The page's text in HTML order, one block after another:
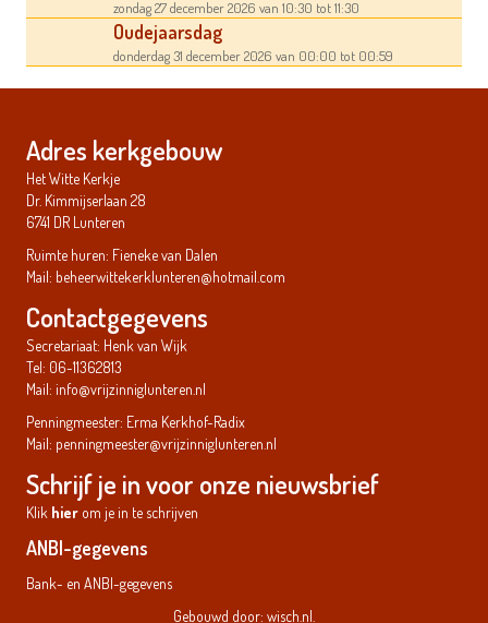
zondag 27 december 2026 van 10:30 tot 11:30
Oudejaarsdag
donderdag 31 december 2026 van 00:00 tot 00:59
Adres kerkgebouw
Het Witte Kerkje
Dr. Kimmijserlaan 28
6741 DR Lunteren
Ruimte huren: Fieneke van Dalen
Mail: beheerwittekerklunteren@hotmail.com
Contactgegevens
Secretariaat: Henk van Wijk
Tel: 06-11362813
Mail: info@vrijzinniglunteren.nl
Penningmeester: Erma Kerkhof-Radix
Mail: penningmeester@vrijzinniglunteren.nl
Schrijf je in voor onze nieuwsbrief
Klik hier om je in te schrijven
ANBI-gegevens
Bank- en ANBI-gegevens
Gebouwd door: wisch.nl